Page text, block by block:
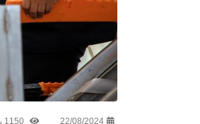
22/08/2024